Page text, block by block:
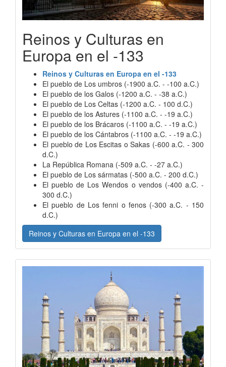
Reinos y Culturas en
Europa en el -133
Reinos y Culturas en Europa en el -133
El pueblo de Los umbros (-1900 a.C. - -100 a.C.)
El pueblo de los Galos (-1200 a.C. - -38 a.C.)
El pueblo de Los Celtas (-1200 a.C. - 100 d.C.)
El pueblo de los Astures (-1100 a.C. - -19 a.C.)
El pueblo de los Brácaros (-1100 a.C. - -19 a.C.)
El pueblo de los Cántabros (-1100 a.C. - -19 a.C.)
El pueblo de Los Escitas o Sakas (-600 a.C. - 300
d.C.)
La República Romana (-509 a.C. - -27 a.C.)
El pueblo de Los sármatas (-500 a.C. - 200 d.C.)
El pueblo de Los Wendos o vendos (-400 a.C. -
300 d.C.)
El pueblo de Los fenni o fenos (-300 a.C. - 150
d.C.)
Reinos y Culturas en Europa en el -133